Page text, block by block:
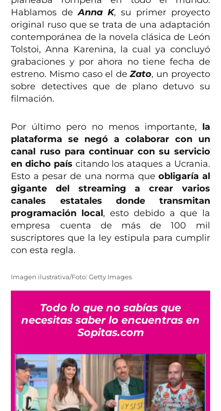
Hablamos deAnna K, su primer proyecto
original ruso que se trata de una adaptación
contemporánea de la novela clásica de León
Tolstoi, Anna Karenina, la cual ya concluyó
grabaciones y por ahora no tiene fecha de
estreno. Mismo caso el deZato, un proyecto
sobre detectives que de plano detuvo su
filmación.
Por último pero no menos importante, la
plataforma se negó a colaborar con un
canal ruso para continuar con su servicio
en dicho país citando los ataques a Ucrania.
Esto a pesar de una norma queobligaría al
gigante del streaming a crear varios
canales estatales donde transmitan
programación local, esto debido a que la
empresa cuenta de más de 100 mil
suscriptores que la ley estipula para cumplir
con esta regla.
Imagen ilustrativa/Foto: Getty Images
Todo lo que no sabías que
necesitas saber lo encuentras en
Sopitas.com